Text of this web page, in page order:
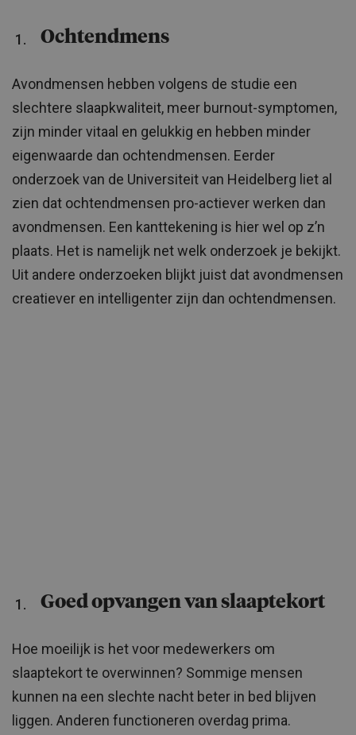
Ochtendmens
Avondmensen hebben volgens de studie een
slechtere slaapkwaliteit, meer burnout-symptomen,
zijn minder vitaal en gelukkig en hebben minder
eigenwaarde dan ochtendmensen. Eerder
onderzoek van de Universiteit van Heidelberg liet al
zien dat ochtendmensen pro-actiever werken dan
avondmensen. Een kanttekening is hier wel op z’n
plaats. Het is namelijk net welk onderzoek je bekijkt.
Uit andere onderzoeken blijkt juist dat avondmensen
creatiever en intelligenter zijn dan ochtendmensen.
Goed opvangen van slaaptekort
Hoe moeilijk is het voor medewerkers om
slaaptekort te overwinnen? Sommige mensen
kunnen na een slechte nacht beter in bed blijven
liggen. Anderen functioneren overdag prima.